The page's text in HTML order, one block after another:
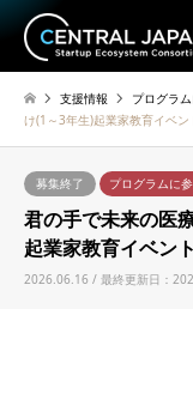
支援情報 プログラ
け(1～3年生)起業家教育イベン
募集終了 プログラムに
君の手で未来の医
起業家教育イベン
2026.06.16 / 最終更新日：